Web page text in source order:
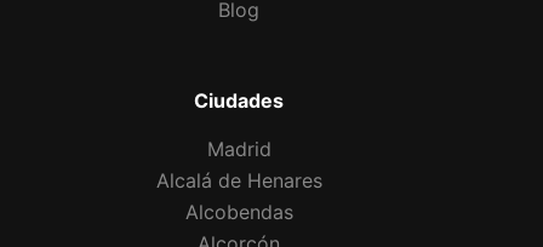
Blog
Ciudades
Madrid
Alcalá de Henares
Alcobendas